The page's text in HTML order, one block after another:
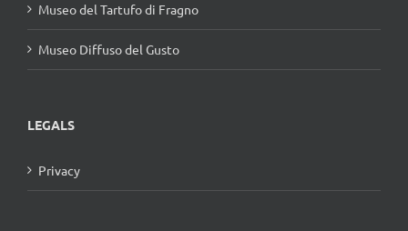
Museo del Tartufo di Fragno
Museo Diffuso del Gusto
LEGALS
Privacy